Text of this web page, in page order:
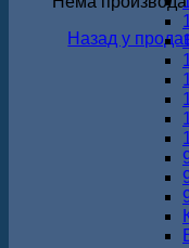
Назад у